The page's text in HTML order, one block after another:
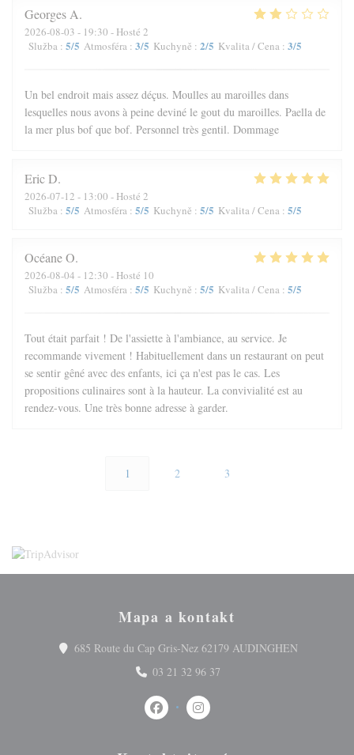
Georges A
2026-08-03 - 19:30 - Hosté 2
Služba : 5/5 Atmosféra : 3/5 Kuchyně : 2/5 Kvalita / Cena : 3/5
Un bel endroit mais assez déçus. Moulles au maroilles dans
lesquelles nous avons à peine deviné le gout du maroilles. Paella de
la mer plus bof que bof. Personnel très gentil. Dommage
EricD
2026-07-12 - 13:00 - Hosté 2
Služba : 5/5 Atmosféra : 5/5 Kuchyně : 5/5 Kvalita / Cena : 5/5
OcéaneO
2026-08-04 - 12:30 - Hosté 10
Služba : 5/5 Atmosféra : 5/5 Kuchyně : 5/5 Kvalita / Cena : 5/5
Tout était parfait ! De l'assiette à l'ambiance, au service. Je
recommande vivement ! Habituellement dans un restaurant on peut
se sentir gêné avec des enfants, ici ça n'est pas le cas. Les
propositions culinaires sont à la hauteur. La convivialité est au
rendez-vous. Une très bonne adresse à garder.
1 2 3
Mapa a kontakt
685 Route du Cap Gris-Nez 62179 AUDINGHEN
03 21 32 96 37
Facebook ((otevře se v novém okně))
Instagram ((otevře se v novém